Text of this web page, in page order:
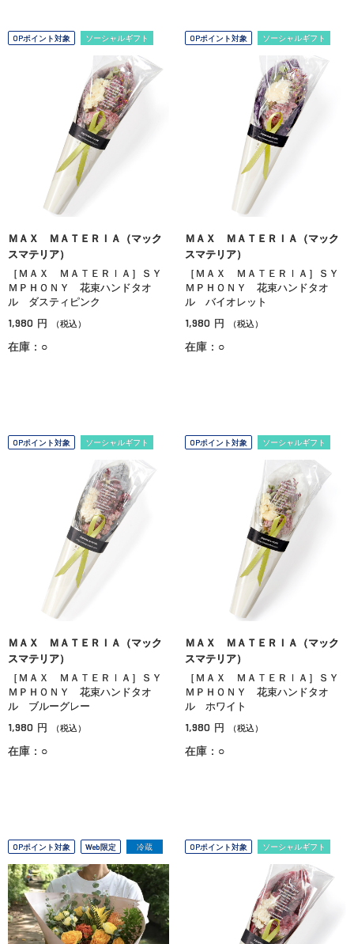
OPポイント対象 ソーシャルギフト
ＭＡＸ ＭＡＴＥＲＩＡ（マック
スマテリア）
［ＭＡＸ ＭＡＴＥＲＩＡ］ＳＹ
ＭＰＨＯＮＹ 花束ハンドタオ
ル ダスティピンク
1,980 円 （税込）
在庫：○
OPポイント対象 ソーシャルギフト
ＭＡＸ ＭＡＴＥＲＩＡ（マック
スマテリア）
［ＭＡＸ ＭＡＴＥＲＩＡ］ＳＹ
ＭＰＨＯＮＹ 花束ハンドタオ
ル バイオレット
1,980 円 （税込）
在庫：○
OPポイント対象 ソーシャルギフト
ＭＡＸ ＭＡＴＥＲＩＡ（マック
スマテリア）
［ＭＡＸ ＭＡＴＥＲＩＡ］ＳＹ
ＭＰＨＯＮＹ 花束ハンドタオ
ル ブルーグレー
1,980 円 （税込）
在庫：○
OPポイント対象 ソーシャルギフト
ＭＡＸ ＭＡＴＥＲＩＡ（マック
スマテリア）
［ＭＡＸ ＭＡＴＥＲＩＡ］ＳＹ
ＭＰＨＯＮＹ 花束ハンドタオ
ル ホワイト
1,980 円 （税込）
在庫：○
OPポイント対象 Web限定 冷蔵 OPポイント対象 ソーシャルギフト